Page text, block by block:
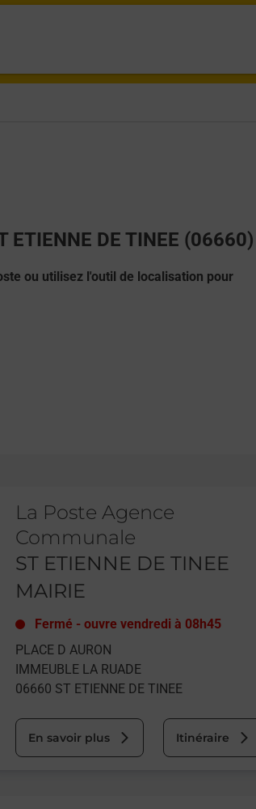
DE TINEE (06660)
ou utilisez l'outil de localisation pour
La Poste Agence
Communale
ST ETIENNE DE TINEE
MAIRIE
Fermé - ouvre vendredi à 08h45
PLACE D AURON
IMMEUBLE LA RUADE
06660 ST ETIENNE DE TINEE
En savoir plus Itinéraire